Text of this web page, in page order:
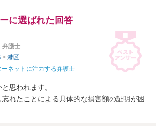
に選ばれた回答
弁護士
> 港区
ーネットに注力する弁護士
思われます。
れたことによる具体的な損害額の証明が困